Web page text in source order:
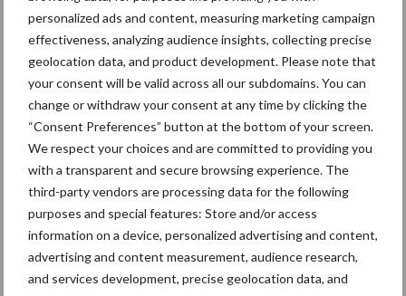
personalized ads and content, measuring marketing campaign
effectiveness, analyzing audience insights, collecting precise
geolocation data, and product development. Please note that
your consent will be valid across all our subdomains. You can
change or withdraw your consent at any time by clicking the
“Consent Preferences” button at the bottom of your screen.
We respect your choices and are committed to providing you
with a transparent and secure browsing experience. The
third-party vendors are processing data for the following
purposes and special features: Store and/or access
information on a device, personalized advertising and content,
advertising and content measurement, audience research,
and services development, precise geolocation data, and
Bred
wil
dich
ter bij zijn partners
komen
Vleesvarkens
3 juni 2022
Per 1 juni 2022 heeft DanBred P/S twee nieuwe leden